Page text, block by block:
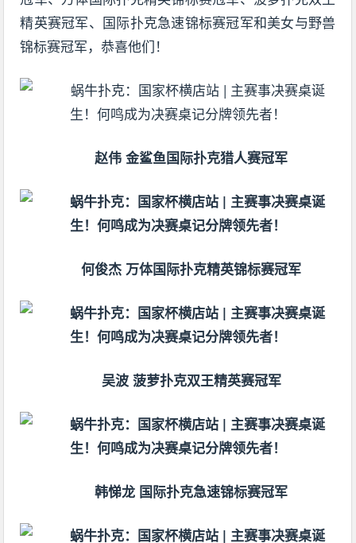
精英赛冠军、国际扑克急速锦标赛冠军和美女与野兽
锦标赛冠军，恭喜他们！
赵伟 金鲨鱼国际扑克猎人赛冠军
何俊杰 万体国际扑克精英锦标赛冠军
吴波 菠萝扑克双王精英赛冠军
韩悌龙 国际扑克急速锦标赛冠军